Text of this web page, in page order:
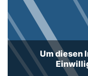
Um diesen